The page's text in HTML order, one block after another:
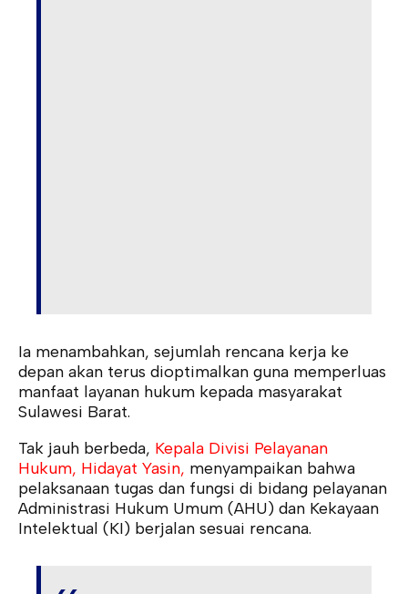
Ia menambahkan, sejumlah rencana kerja ke
depan akan terus dioptimalkan guna memperluas
manfaat layanan hukum kepada masyarakat
Sulawesi Barat.
Tak jauh berbeda, Kepala Divisi Pelayanan
Hukum, Hidayat Yasin, menyampaikan bahwa
pelaksanaan tugas dan fungsi di bidang pelayanan
Administrasi Hukum Umum (AHU) dan Kekayaan
Intelektual (KI) berjalan sesuai rencana.